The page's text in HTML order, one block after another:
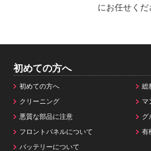
にお任せくだ
初めての方へ
初めての方へ 総
クリーニング マ
悪質な部品に注意 グ
フロントパネルについて 有
バッテリーについて